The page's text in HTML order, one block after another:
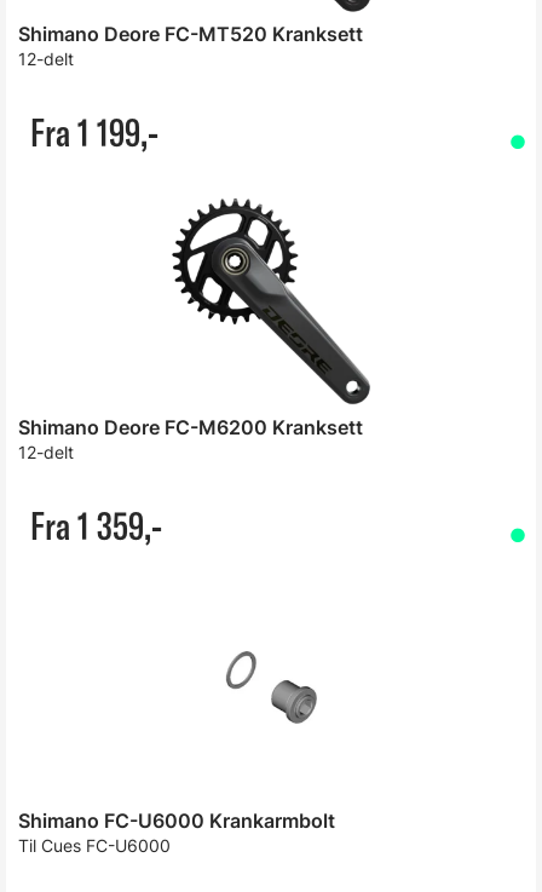
Shimano Deore FC-MT520 Kranksett
12-delt
Fra 1 199,-
Shimano Deore FC-M6200 Kranksett
12-delt
Fra 1 359,-
Shimano FC-U6000 Krankarmbolt
Til Cues FC-U6000